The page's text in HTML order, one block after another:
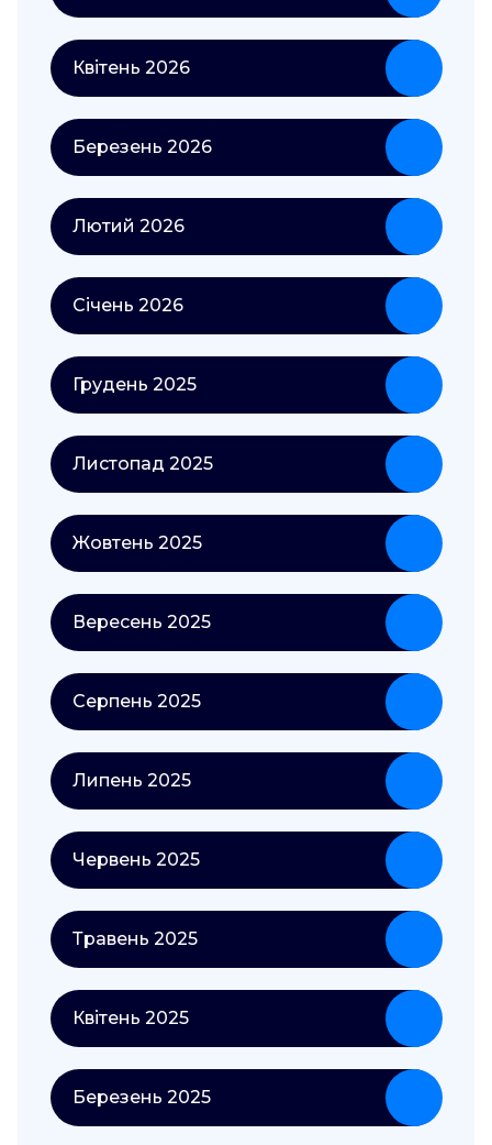
Квітень 2026
Березень 2026
Лютий 2026
Січень 2026
Грудень 2025
Листопад 2025
Жовтень 2025
Вересень 2025
Серпень 2025
Липень 2025
Червень 2025
Травень 2025
Квітень 2025
Березень 2025